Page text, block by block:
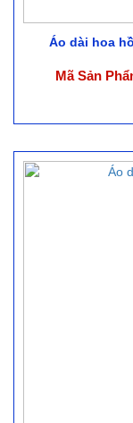
Áo dài hoa
Mã Sản